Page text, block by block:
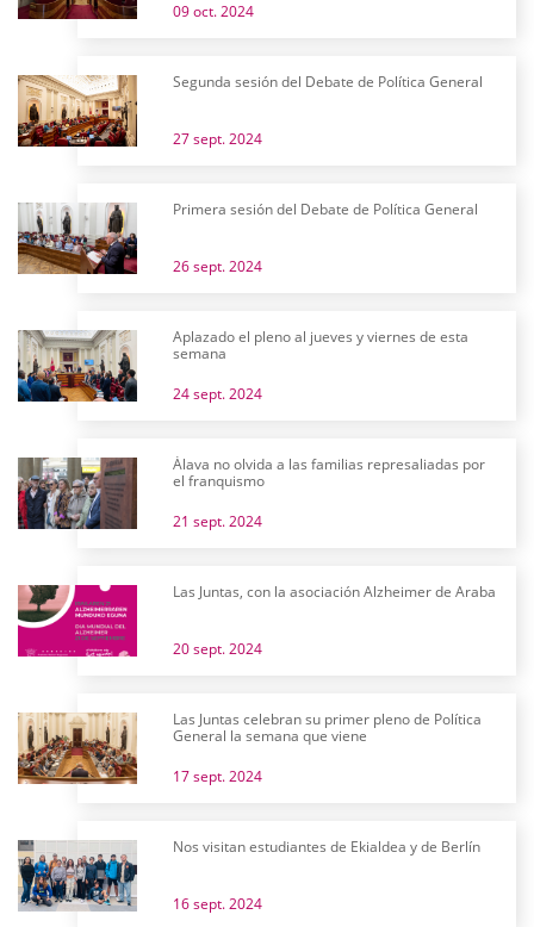
09 oct. 2024
Segunda sesión del Debate de Política General
27 sept. 2024
Primera sesión del Debate de Política General
26 sept. 2024
Aplazado el pleno al jueves y viernes de esta
semana
24 sept. 2024
Álava no olvida a las familias represaliadas por
el franquismo
21 sept. 2024
Las Juntas, con la asociación Alzheimer de Araba
20 sept. 2024
Las Juntas celebran su primer pleno de Política
General la semana que viene
17 sept. 2024
Nos visitan estudiantes de Ekialdea y de Berlín
16 sept. 2024